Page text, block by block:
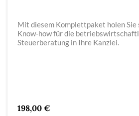
Mit diesem Komplettpaket holen Sie
Know-how für die
Steuerberatung in Ihre Kanzlei.
198,00 €